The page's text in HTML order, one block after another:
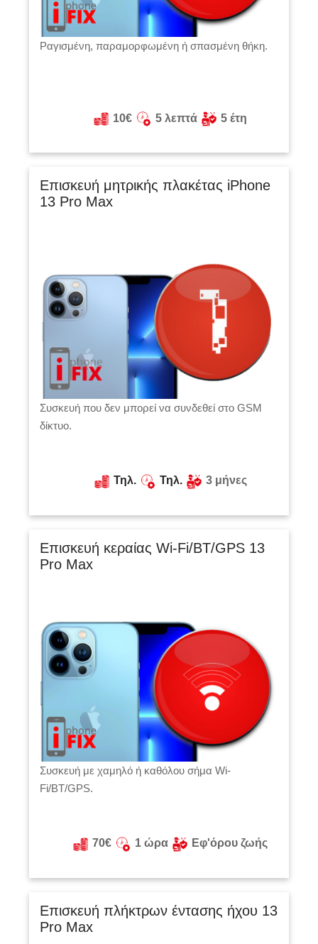
Ραγισμένη, παραμορφωμένη ή σπασμένη θήκη.
10€ 5 λεπτά 5 έτη
Επισκευή μητρικής πλακέτας iPhone
13 Pro Max
Συσκευή που δεν μπορεί να συνδεθεί στο GSM
δίκτυο.
Τηλ. Τηλ. 3 μήνες
Επισκευή κεραίας Wi-Fi/BT/GPS 13
Pro Max
Συσκευή με χαμηλό ή καθόλου σήμα Wi-
Fi/BT/GPS.
70€ 1 ώρα Εφ'όρου ζωής
Eπισκευή πλήκτρων έντασης ήχου 13
Pro Max